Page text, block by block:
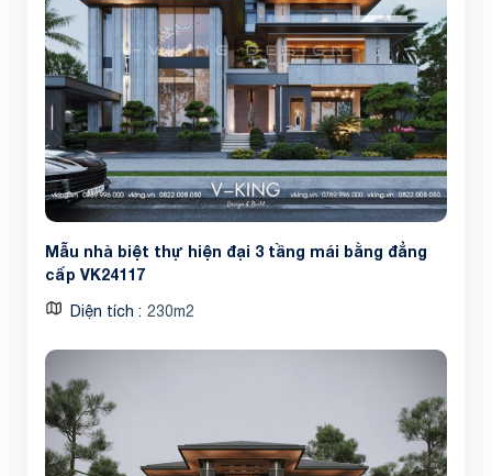
Mẫu nhà biệt thự hiện đại 3 tầng mái bằng đẳng
cấp VK24117
Diện tích 230m2